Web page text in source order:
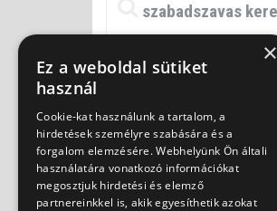
×
Ez a weboldal sütiket
használ
Cookie-kat használunk a tartalom, a
hirdetések személyre szabására és a
forgalom elemzésére. Webhelyünk Ön általi
használatára vonatkozó információkat
megosztjuk hirdetési és elemző
partnereinkkel is, akik egyesíthetik azokat